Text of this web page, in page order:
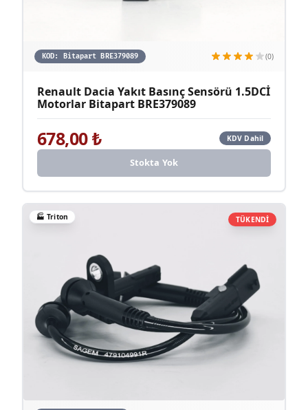
KOD: Bitapart BRE379089 (0)
Renault Dacia Yakıt Basınç Sensörü 1.5DCİ
Motorlar Bitapart BRE379089
678,00₺ KDV Dahil
Stokta Yok
TÜKENDİ
🏭Triton